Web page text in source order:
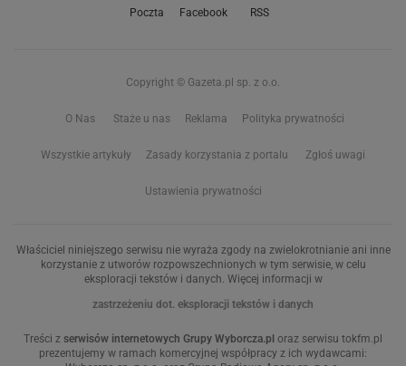
Poczta Facebook RSS
Copyright © Gazeta.pl sp. z o.o.
O Nas Staże u nas Reklama Polityka prywatności
Wszystkie artykuły Zasady korzystania z portalu Zgłoś uwagi
Ustawienia prywatności
Właściciel niniejszego serwisu nie wyraża zgody na zwielokrotnianie ani inne
korzystanie z utworów rozpowszechnionych w tym serwisie, w celu
eksploracji tekstów i danych. Więcej informacji w
zastrzeżeniu dot. eksploracji tekstów i danych
Treści z serwisów internetowych Grupy Wyborcza.pl oraz serwisu tokfm.pl
prezentujemy w ramach komercyjnej współpracy z ich wydawcami: